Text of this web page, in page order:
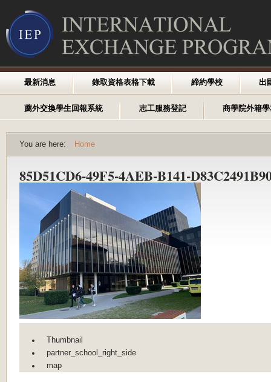
最新消息 錄取資格表格下載 締約學校 出
薦外交換學生回報系統 志工服務登記 商學院外籍
You are here: Home
85D51CD6-49F5-4AEB-B141-
Thumbnail
partner_school_right_side
map